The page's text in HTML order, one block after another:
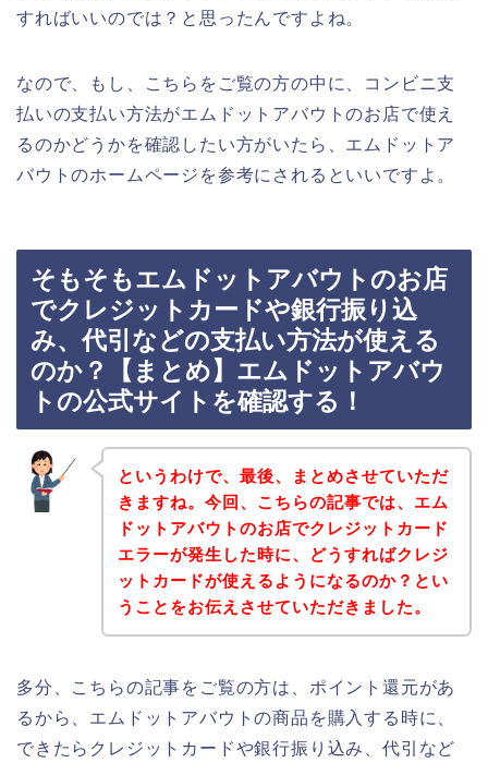
すればいいのでは？と思ったんですよね。
なので、もし、こちらをご覧の方の中に、コンビニ支
払いの支払い方法がエムドットアバウトのお店で使え
るのかどうかを確認したい方がいたら、エムドットア
バウトのホームページを参考にされるといいですよ。
そもそもエムドットアバウトのお店
でクレジットカードや銀行振り込
み、代引などの支払い方法が使える
のか？【まとめ】エムドットアバウ
トの公式サイトを確認する！
というわけで、最後、まとめさせていただ
きますね。今回、こちらの記事では、エム
ドットアバウトのお店でクレジットカード
エラーが発生した時に、どうすればクレジ
ットカードが使えるようになるのか？とい
うことをお伝えさせていただきました。
多分、こちらの記事をご覧の方は、ポイント還元があ
るから、エムドットアバウトの商品を購入する時に、
できたらクレジットカードや銀行振り込み、代引など